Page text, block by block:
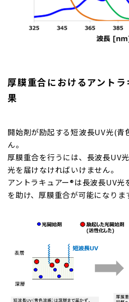
厚膜重合におけるアント
果
開始剤が励起する短波長UV光(青
ん。
厚膜重合を行うには、長波長UV
光を届けなければいけません。
アントラキュアー®は長波長UV
を助け、厚膜重合が可能になりま